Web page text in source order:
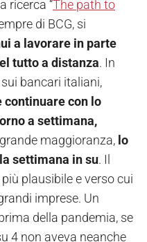
ricerca “The path to
di BCG, si
a lavorare in parte
tutto a distanza. In
bancari italiani,
continuare con lo
a settimana,
maggioranza, lo
settimana in su. Il
plausibile e verso cui
imprese. Un
della pandemia, se
4 non aveva neanche